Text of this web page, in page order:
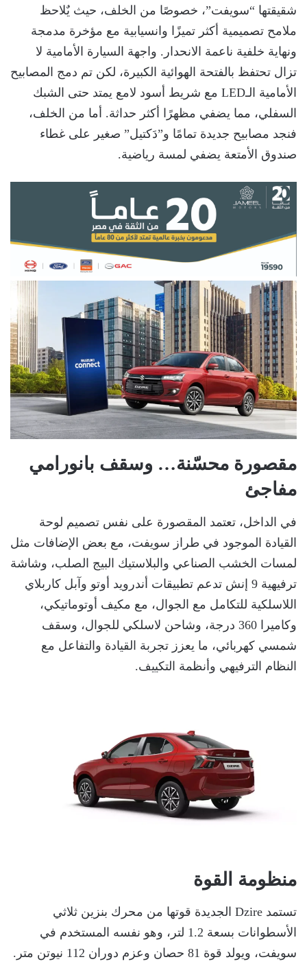
شقيقتها “سويفت”، خصوصًا من الخلف، حيث يٌلاحظ
ملامح تصميمية أكثر تميزًا وانسيابية مع مؤخرة مدمجة
ونهاية خلفية ناعمة الانحدار. واجهة السيارة الأمامية لا
تزال تحتفظ بالفتحة الهوائية الكبيرة، لكن تم دمج المصابيح
الأمامية الـLED مع شريط أسود لامع يمتد حتى الشبك
السفلي، مما يضفي مظهرًا أكثر حداثة. أما من الخلف،
فنجد مصابيح جديدة تمامًا و”دَكتيل” صغير على غطاء
صندوق الأمتعة يضفي لمسة رياضية.
مقصورة محسّنة… وسقف بانورامي
مفاجئ
في الداخل، تعتمد المقصورة على نفس تصميم لوحة
القيادة الموجود في طراز سويفت، مع بعض الإضافات مثل
لمسات الخشب الصناعي والبلاستيك البيج الصلب، وشاشة
ترفيهية 9 إنش تدعم تطبيقات أندرويد أوتو وآبل كاربلاي
اللاسلكية للتكامل مع الجوال، مع مكيف أوتوماتيكي،
وكاميرا 360 درجة، وشاحن لاسلكي للجوال، وسقف
شمسي كهربائي، ما يعزز تجربة القيادة والتفاعل مع
النظام الترفيهي وأنظمة التكييف.
منظومة القوة
تستمد Dzire الجديدة قوتها من محرك بنزين ثلاثي
الأسطوانات بسعة 1.2 لتر، وهو نفسه المستخدم في
سويفت، ويولد قوة 81 حصان وعزم دوران 112 نيوتن متر.